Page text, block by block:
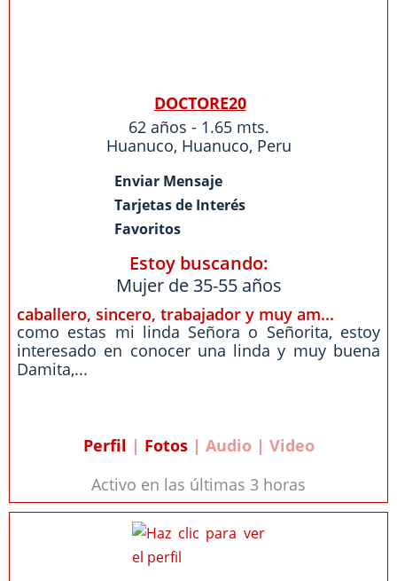
DOCTORE20
62 años - 1.65 mts.
Huanuco, Huanuco, Peru
Enviar Mensaje
Tarjetas de Interés
Favoritos
Estoy buscando:
Mujer de 35-55 años
caballero, sincero, trabajador y muy am...
como estas mi linda Señora o Señorita, estoy
interesado en conocer una linda y muy buena
Damita,...
Perfil | Fotos| Audio | Video
Activo en las últimas 3 horas